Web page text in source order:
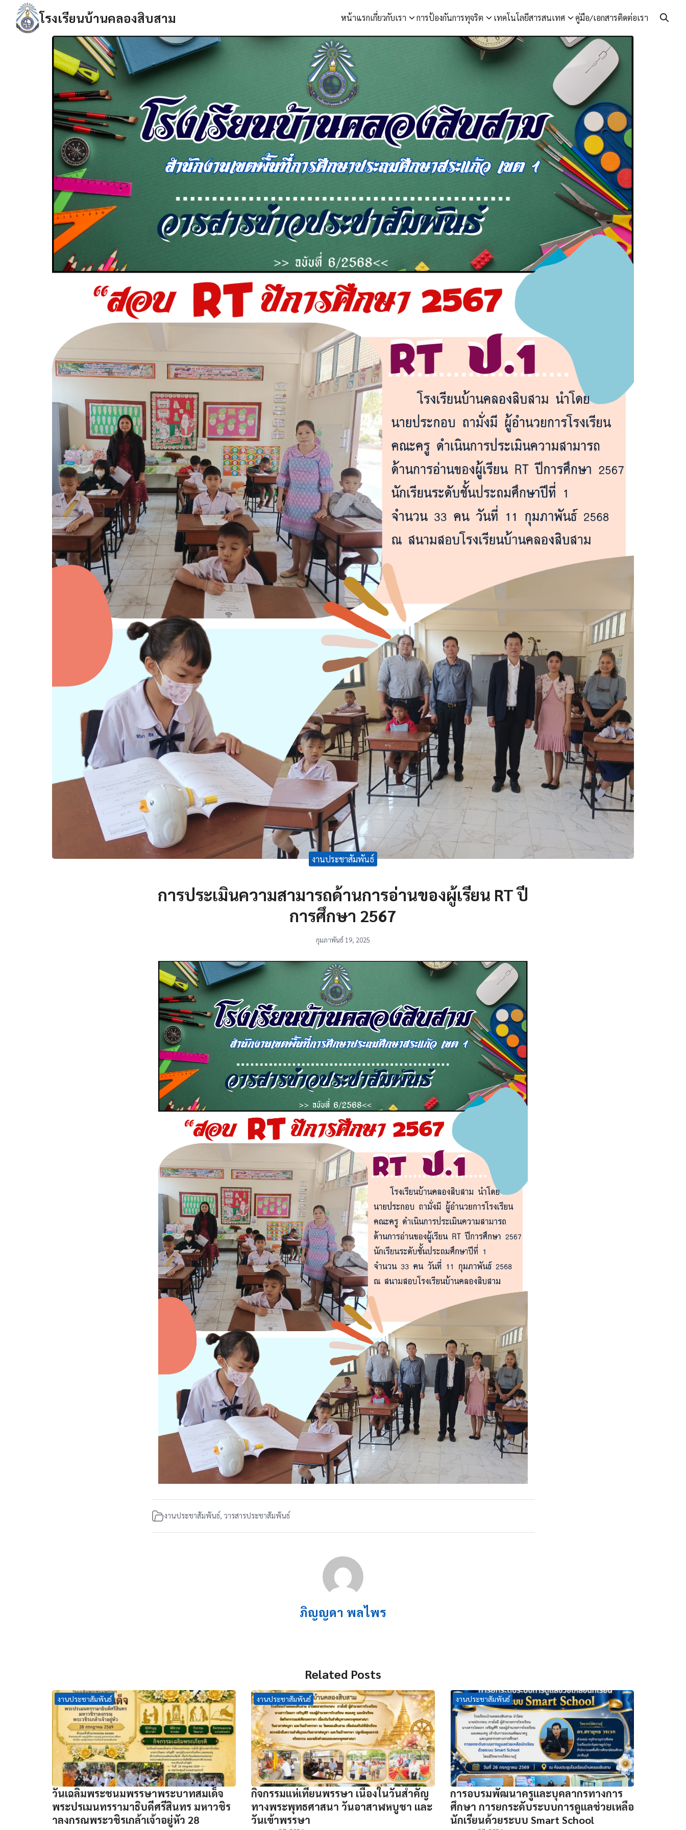
content
โรงเรียนบ้านคลองสิบสาม หน้าแรกเกี่ยวกับเรา การป้องกันการทุจริต เทคโนโลยีสารสนเทศ คู่มือ/เอกสารติดต่อเรา
Search
งานประชาสัมพันธ์
การประเมินความสามารถด้านการอ่านของผู้เรียน RT ปี
การศึกษา 2567
กุมภาพันธ์ 19, 2025
งานประชาสัมพันธ์, วารสารประชาสัมพันธ์
ภิญญดา พลไพร
Related Posts
งานประชาสัมพันธ์
วันเฉลิมพระชนมพรรษาพระบาทสมเด็จ
พระปรเมนทรรามาธิบดีศรีสินทร มหาวชิร
าลงกรณพระวชิรเกล้าเจ้าอยู่หัว 28
งานประชาสัมพันธ์
กิจกรรมแห่เทียนพรรษา เนื่องในวันสำคัญ
ทางพระพุทธศาสนา วันอาสาฬหบูชา และ
วันเข้าพรรษา
งานประชาสัมพันธ์
การอบรมพัฒนาครูและบุคลากรทางการ
ศึกษา การยกระดับระบบการดูแลช่วยเหลือ
นักเรียนด้วยระบบ Smart School